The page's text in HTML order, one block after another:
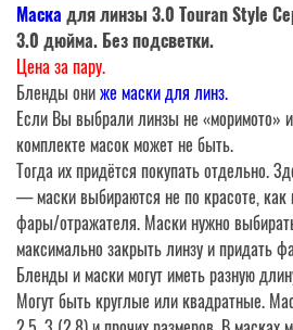
линзы
3.0
Style
Маска для линзы 3.0 Touran Style
3.0 дюйма. Без подсветки.
Цена за пару.
Бленды ониже маски для линз.
Если Вы выбрали линзы не «моримото» и
комплекте масок может не быть.
Тогда их придётся покупать отдельно.
— маски выбираются не по красоте, как
фары/отражателя. Маски нужно
максимально закрыть линзу и придать
Бленды и маски могут иметь разную
Могут быть круглые или квадратные.